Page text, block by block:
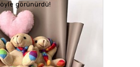
görünürdü!